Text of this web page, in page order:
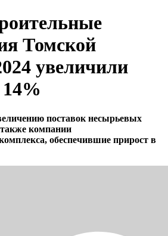
Томской
увеличили
поставок несырьевых
компании
обеспечившие прирост в